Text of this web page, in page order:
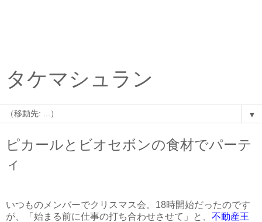
タケマシュラン
▼
ピカールとビオセボンの食材でパーテ
ィ
いつものメンバーでクリスマス会。18時開始だったのです
が、「始まる前に仕事の打ち合わせさせて」と、 不動産王